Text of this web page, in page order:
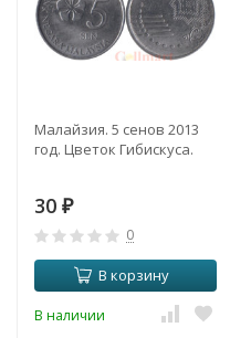
Малайзия. 5 сенов 2013
год. Цветок Гибискуса.
30 ₽
0
В корзину
В наличии